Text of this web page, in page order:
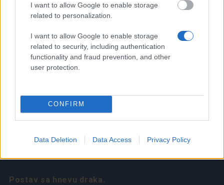
I want to allow Google to enable storage
related to personalization.
I want to allow Google to enable storage
related to security, including authentication
functionality and fraud prevention, and other
user protection.
CONFIRM
Data Deletion Data Access Privacy Policy
Postav sa hnevu draka.